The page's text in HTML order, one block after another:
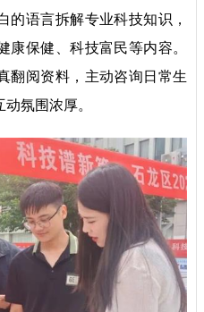
的语言拆解专业科技知识，
康保健、科技富民等内容。
翻阅资料，主动咨询日常生
氛围浓厚。